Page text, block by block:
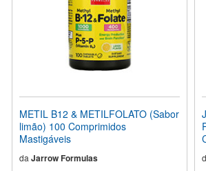
METIL B12 & METILFOLATO (Sabor
limão) 100 Comprimidos
Mastigáveis
daJarrow Formulas